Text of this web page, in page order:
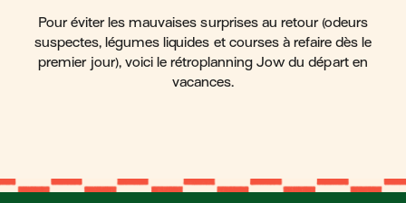
Pour éviter les mauvaises surprises au retour (odeurs
suspectes, légumes liquides et courses à refaire dès le
premier jour), voici le rétroplanning Jow du départ en
vacances.